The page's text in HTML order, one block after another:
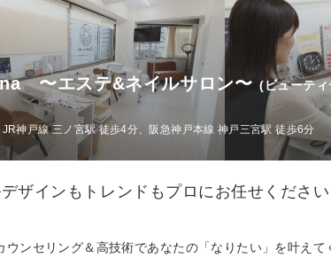
〜エステ&ネイルサロン〜 (ビューテ
神戸線 三ノ宮駅 徒歩4分、阪急神戸本線 神戸三宮駅 徒歩6分
ザインもトレンドもプロにお任せください
ウンセリング＆高技術であなたの「なりたい」を叶え